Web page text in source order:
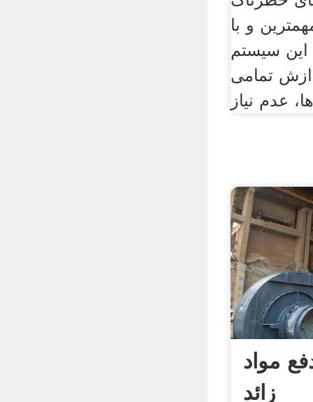
و با
این سیستم
تمامی
عدم نیاز
مواد
زائد